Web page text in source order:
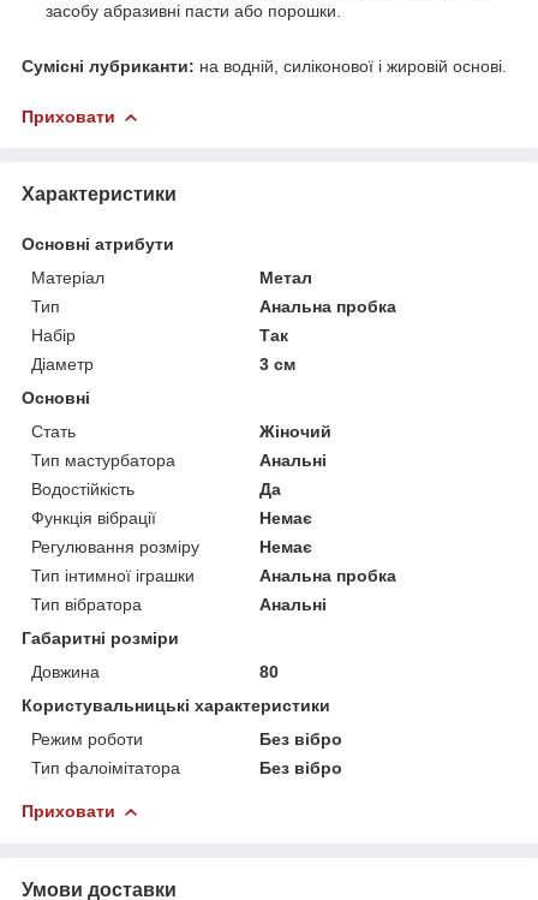
засобу абразивні пасти або порошки.
Сумісні лубриканти: на водній, силіконової і жировій основі.
Приховати
Характеристики
Основні атрибути
Матеріал
Метал
Тип
Анальна пробка
Набір
Так
Діаметр
3 см
Основні
Стать
Жіночий
Тип мастурбатора
Анальні
Водостійкість
Да
Функція вібрації
Немає
Регулювання розміру
Немає
Тип інтимної іграшки
Анальна пробка
Тип вібратора
Анальні
Габаритні розміри
Довжина
80
Користувальницькі характеристики
Режим роботи
Без вібро
Тип фалоімітатора
Без вібро
Приховати
Умови доставки